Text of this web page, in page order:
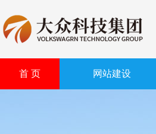
首 页 网站建设